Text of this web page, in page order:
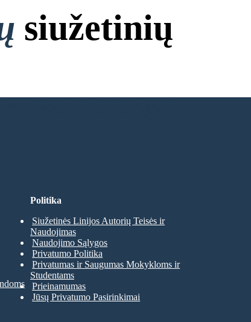
siužetinių
Prisijungti!
Politika
Siužetinės Linijos Autorių Teisės ir
Naudojimas
Naudojimo Sąlygos
Privatumo Politika
Privatumas ir Saugumas Mokykloms ir
Studentams
Prieinamumas
Jūsų Privatumo Pasirinkimai